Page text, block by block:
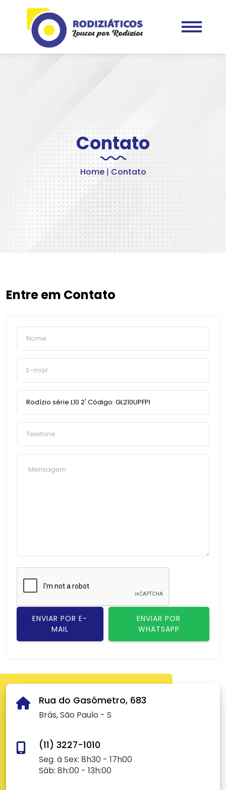
Contato
Home| Contato
Entre em Contato
ENVIAR POR E-
MAIL
ENVIAR POR
WHATSAPP
Rua do Gasômetro, 683
Brás, São Paulo - S
(11) 3227-1010
Seg. á Sex: 8h30 - 17h00
Sáb: 8h:00 - 13h:00